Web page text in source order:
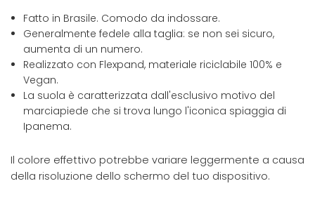
Fatto in Brasile. Comodo da indossare.
Generalmente fedele alla taglia: se non sei sicuro,
aumenta di un numero.
Realizzato con Flexpand, materiale riciclabile 100% e
Vegan.
La suola è caratterizzata dall'esclusivo motivo del
marciapiede che si trova lungo l'iconica spiaggia di
Ipanema.
Il colore effettivo potrebbe variare leggermente a causa
della risoluzione dello schermo del tuo dispositivo.